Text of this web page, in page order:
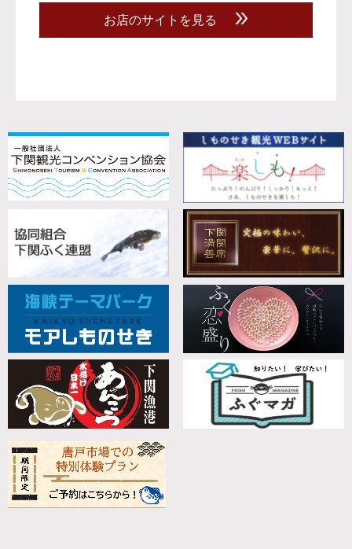
お店のサイトを見る